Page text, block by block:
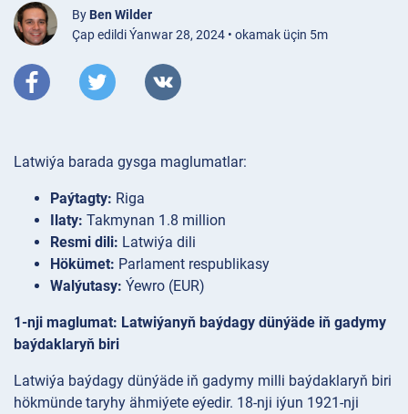
By Ben Wilder
Çap edildi Ýanwar 28, 2024 • okamak üçin 5m
Latwiýa barada gysga maglumatlar:
Paýtagty: Riga
Ilaty: Takmynan 1.8 million
Resmi dili: Latwiýa dili
Hökümet: Parlament respublikasy
Walýutasy: Ýewro (EUR)
1-nji maglumat: Latwiýanyň baýdagy dünýäde iň gadymy
baýdaklaryň biri
Latwiýa baýdagy dünýäde iň gadymy milli baýdaklaryň biri
hökmünde taryhy ähmiýete eýedir. 18-nji iýun 1921-nji